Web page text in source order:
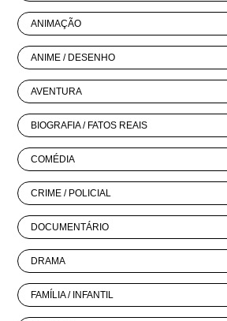
ANIMAÇÃO
ANIME / DESENHO
AVENTURA
BIOGRAFIA / FATOS REAIS
COMÉDIA
CRIME / POLICIAL
DOCUMENTÁRIO
DRAMA
FAMÍLIA / INFANTIL